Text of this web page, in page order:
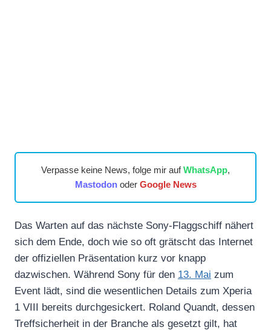
Verpasse keine News, folge mir aufWhatsApp,
Mastodonoder Google News
Das Warten auf das nächste Sony-Flaggschiff nähert
sich dem Ende, doch wie so oft grätscht das Internet
der offiziellen Präsentation kurz vor knapp
dazwischen. Während Sony für den 13. Mai zum
Event lädt, sind die wesentlichen Details zum Xperia
1 VIII bereits durchgesickert. Roland Quandt, dessen
Treffsicherheit in der Branche als gesetzt gilt, hat